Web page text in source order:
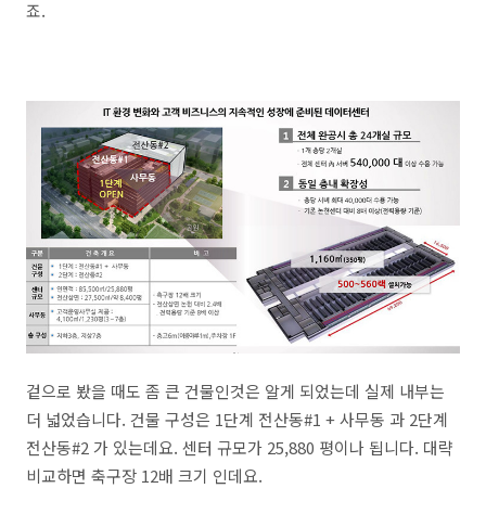
죠.
겉으로 봤을 때도 좀 큰 건물인것은 알게 되었는데 실제 내부는
더 넓었습니다. 건물 구성은 1단계 전산동#1 + 사무동 과 2단계
전산동#2 가 있는데요. 센터 규모가 25,880 평이나 됩니다. 대략
비교하면 축구장 12배 크기 인데요.